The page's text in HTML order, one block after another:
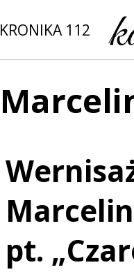
KRONIKA 112
pt.